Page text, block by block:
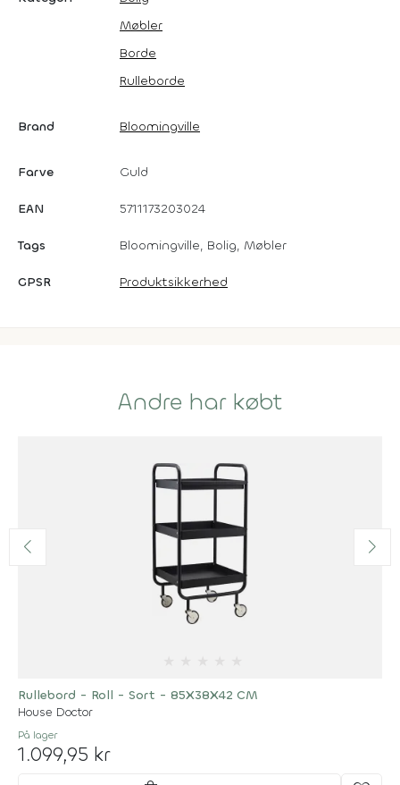
Møbler
Borde
Rulleborde
Brand Bloomingville
Farve Guld
EAN 5711173203024
Tags Bloomingville, Bolig, Møbler
GPSR Produktsikkerhed
Andre har købt
Rullebord - Roll - Sort - 85X38X42 CM
House Doctor
På lager
1.099,95 kr